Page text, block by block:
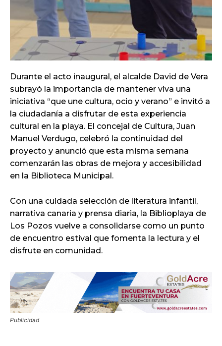
Durante el acto inaugural, el alcalde David de Vera
subrayó la importancia de mantener viva una
iniciativa “que une cultura, ocio y verano” e invitó a
la ciudadanía a disfrutar de esta experiencia
cultural en la playa. El concejal de Cultura, Juan
Manuel Verdugo, celebró la continuidad del
proyecto y anunció que esta misma semana
comenzarán las obras de mejora y accesibilidad
en la Biblioteca Municipal.
Con una cuidada selección de literatura infantil,
narrativa canaria y prensa diaria, la Biblioplaya de
Los Pozos vuelve a consolidarse como un punto
de encuentro estival que fomenta la lectura y el
disfrute en comunidad.
Publicidad